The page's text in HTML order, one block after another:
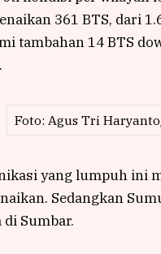
361 BTS, dari
tambahan 14 BTS
Foto: Agus Tri
yang lumpuh ini
Sedangkan
Sumbar.